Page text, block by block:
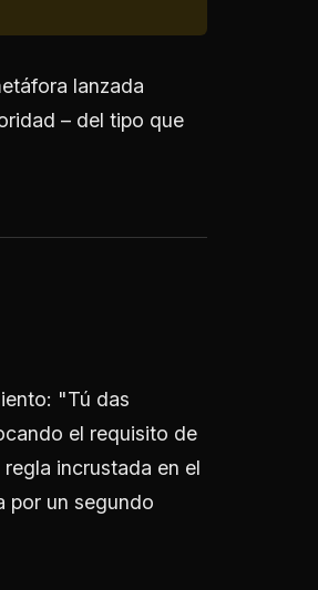
lanzada
– del tipo que
"Tú das
el requisito de
incrustada en el
por un segundo